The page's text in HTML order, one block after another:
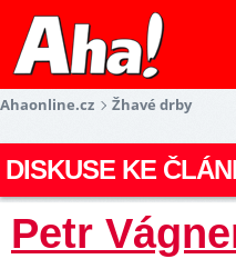
Ahaonline.cz Žhavé drby
DISKUSE KE
Petr